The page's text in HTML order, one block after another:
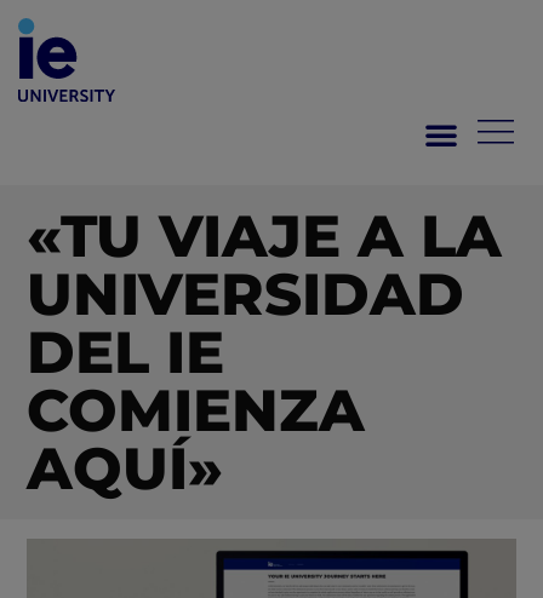
«TU VIAJE A LA
UNIVERSIDAD
DEL IE
COMIENZA
AQUÍ»